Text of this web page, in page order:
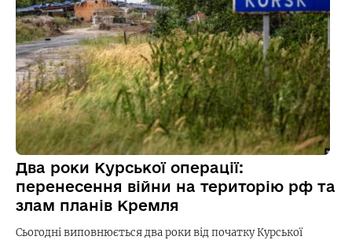
Два роки Курської операції:
перенесення війни на територію рф та
злам планів Кремля
Сьогодні виповнюється два роки від початку Курської